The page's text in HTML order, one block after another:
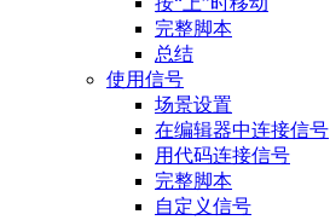
完整脚本
总结
使用信号
场景设置
在编辑器中连接信号
用代码连接信号
完整脚本
自定义信号